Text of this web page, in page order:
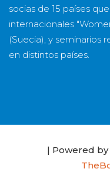
socias de 15 países
internacionales
(Suecia), y seminarios
en distintos países.
| Powered by